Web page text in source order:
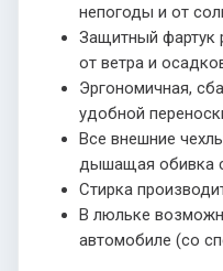
непогоды и от
Защитный фартук
от ветра и
Эргономичная,
удобной
Все внешние
дышащая обивка
Стирка
В люльке
автомобиле (со